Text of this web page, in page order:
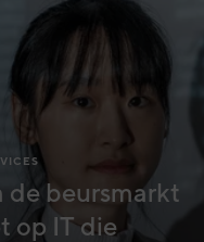
de beursmarkt
op IT die